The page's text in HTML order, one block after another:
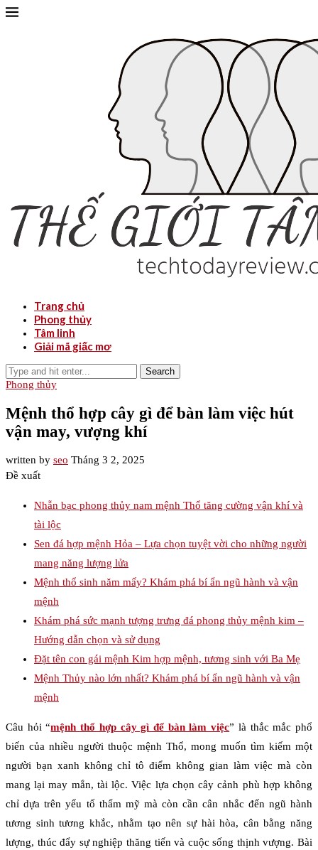
Trang chủ
Phong thủy
Tâm linh
Giải mã giấc mơ
Search
Phong thủy
Mệnh thổ hợp cây gì để bàn làm việc hút
vận may, vượng khí
written by seo Tháng 3 2, 2025
Đề xuất
Nhẫn bạc phong thủy nam mệnh Thổ tăng cường vận khí và
tài lộc
Sen đá hợp mệnh Hỏa – Lựa chọn tuyệt vời cho những người
mang năng lượng lửa
Mệnh thổ sinh năm mấy? Khám phá bí ẩn ngũ hành và vận
mệnh
Khám phá sức mạnh tượng trưng đá phong thủy mệnh kim –
Hướng dẫn chọn và sử dụng
Đặt tên con gái mệnh Kim hợp mệnh, tương sinh với Ba Mẹ
Mệnh Thủy nào lớn nhất? Khám phá bí ẩn ngũ hành và vận
mệnh
Câu hỏi “mệnh thổ hợp cây gì để bàn làm việc” là thắc mắc phổ
biến của nhiều người thuộc mệnh Thổ, mong muốn tìm kiếm một
người bạn xanh không chỉ tô điểm không gian làm việc mà còn
mang lại may mắn, tài lộc. Việc lựa chọn cây cảnh phù hợp không
chỉ dựa trên yếu tố thẩm mỹ mà còn cần cân nhắc đến ngũ hành
tương sinh tương khắc, nhằm tạo nên sự hài hòa, cân bằng năng
lượng, thúc đẩy sự nghiệp thăng tiến và cuộc sống thịnh vượng. Bài